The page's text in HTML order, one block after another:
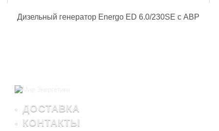
Дизельный генератор Energo ED 6.0/230SE с АВР
ДОСТАВКА
КОНТАКТЫ